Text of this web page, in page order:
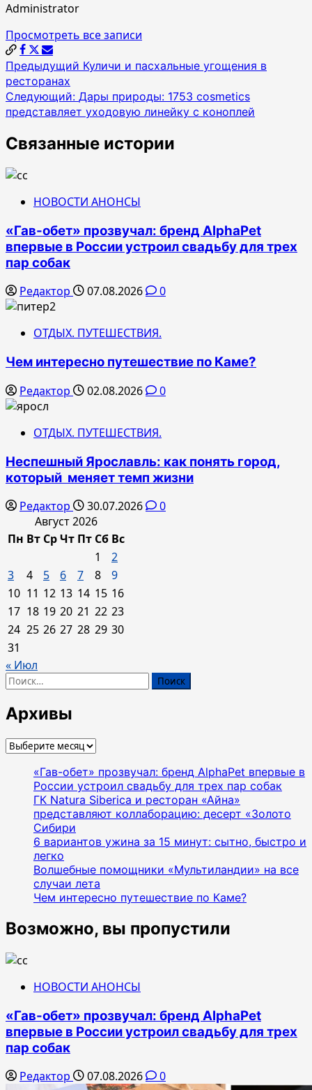
Administrator
Просмотреть все записи
Навигация
по
записям
Предыдущий Куличи и пасхальные угощения в
ресторанах
Следующий: Дары природы: 1753 cosmetics
представляет уходовую линейку с коноплей
Связанные истории
НОВОСТИ АНОНСЫ
«Гав-обет» прозвучал: бренд AlphaPet
впервые в России устроил свадьбу для трех
пар собак
Редактор 07.08.2026 0
ОТДЫХ. ПУТЕШЕСТВИЯ.
Чем интересно путешествие по Каме?
Редактор 02.08.2026 0
ОТДЫХ. ПУТЕШЕСТВИЯ.
Неспешный Ярославль: как понять город,
который меняет темп жизни
Редактор 30.07.2026
0
Август 2026
Пн Вт СрЧт Пт Сб Вс
1
2
3
4 5 6 7 8
9
10 11 12 13 14 15 16
17 18 19 20 21 22 23
24 25 26 27 28 29 30
31
« Июл
Найти:
Архивы
Архивы
«Гав-обет» прозвучал: бренд AlphaPet впервые в
России устроил свадьбу для трех пар собак
ГК Natura Siberica и ресторан «Айна»
представляют коллаборацию: десерт «Золото
Сибири
6 вариантов ужина за 15 минут: сытно, быстро и
легко
Волшебные помощники «Мультиландии» на все
случаи лета
Чем интересно путешествие по Каме?
Возможно, вы пропустили
НОВОСТИ АНОНСЫ
«Гав-обет» прозвучал: бренд AlphaPet
впервые в России устроил свадьбу для трех
пар собак
Редактор 07.08.2026 0